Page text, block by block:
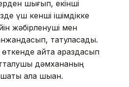
шығып, екінші
үш кенші ішімдікке
жәбірленуші мен
татуласады.
қайта араздасып
дәмхананың
ала шыққан.